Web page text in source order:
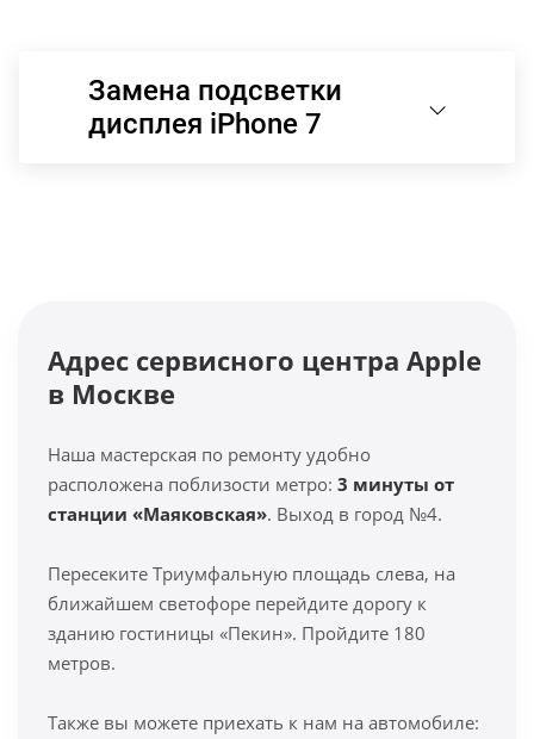
Замена подсветки
дисплея iPhone 7
Адрес сервисного центра Apple
в Москве
Наша мастерская по ремонту удобно
расположена поблизости метро: 3 минуты от
станции «Маяковская». Выход в город №4.
Пересеките Триумфальную площадь слева, на
ближайшем светофоре перейдите дорогу к
зданию гостиницы «Пекин». Пройдите 180
метров.
Также вы можете приехать к нам на автомобиле: